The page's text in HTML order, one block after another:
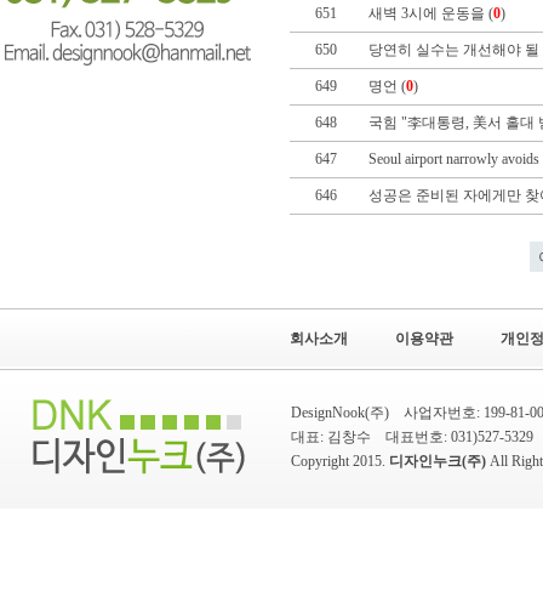
651 새벽 3시에 운동을 (0)
650 당연히 실수는 개선해야
649 명언 (0)
648 국힘 "李대통령, 美서 홀대
647 Seoul airport narrowly avoids
646 성공은 준비된 자에게만 찾
회사소개 이용약관 개인
DesignNook(주) 사업자번호: 199-81-
대표: 김창수 대표번호: 031)527-5329
Copyright 2015. 디자인누크(주) All